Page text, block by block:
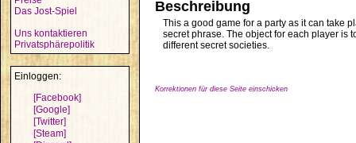
Das Jost-Spiel
Uns kontaktieren
Privatsphärepolitik
Einloggen:
[Facebook]
[Google]
[Twitter]
[Steam]
Beschreibung
This a good game for a party as it can take
secret phrase. The object for each player is
different secret societies.
Korrektionen für diese Seite einschicken